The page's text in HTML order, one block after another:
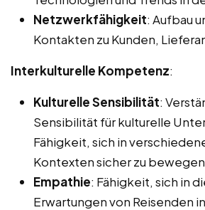
Netzwerkfähigkeit: Aufbau
Kontakten zu Kunden,
Interkulturelle Kompetenz:
Kulturelle Sensibilität:
Sensibilität für kulturelle
Fähigkeit, sich in
Kontexten sicher zu
Empathie: Fähigkeit, sich in
Erwartungen von Reisenden